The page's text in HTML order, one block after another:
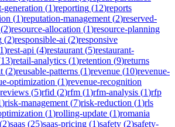
generation (1)reporting (12)reports
(1)reputation-management (2)reserved-
(2)resource-allocation (1)resource-planning
(2)responsible-ai (2)responsive
1)rest-api (4)restaurant (5)restaurant-
13)retail-analytics (1)retention (9)returns
(2)reusable-patterns (1)revenue (10)revenue-
optimization (1)revenue-recognition
reviews (5)rfid (2)rfm (1)rfm-analysis (1)rfp
)risk-management (7)risk-reduction (1)rls
(1)rolling-update (1)romania
(2)saas (25)saas-pricing (1)safety (2)safety-